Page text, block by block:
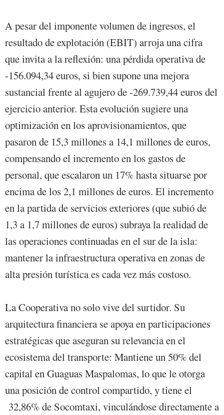
A pesar del imponente volumen de ingresos, el
resultado de explotación (EBIT) arroja una cifra
que invita a la reflexión: una pérdida operativa de
-156.094,34 euros, si bien supone una mejora
sustancial frente al agujero de -269.739,44 euros del
ejercicio anterior. Esta evolución sugiere una
optimización en los aprovisionamientos, que
pasaron de 15,3 millones a 14,1 millones de euros,
compensando el incremento en los gastos de
personal, que escalaron un 17% hasta situarse por
encima de los 2,1 millones de euros. El incremento
en la partida de servicios exteriores (que subió de
1,3 a 1,7 millones de euros) subraya la realidad de
las operaciones continuadas en el sur de la isla:
mantener la infraestructura operativa en zonas de
alta presión turística es cada vez más costoso.
La Cooperativa no solo vive del surtidor. Su
arquitectura financiera se apoya en participaciones
estratégicas que aseguran su relevancia en el
ecosistema del transporte: Mantiene un 50% del
capital en Guaguas Maspalomas, lo que le otorga
una posición de control compartido, y tiene el
32,86% de Socomtaxi, vinculándose directamente a